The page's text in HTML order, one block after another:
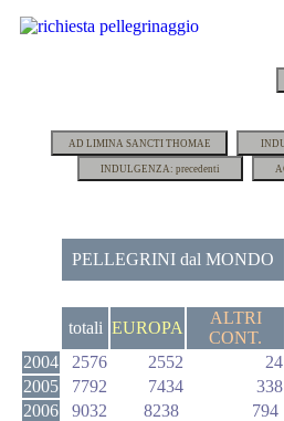
PELLEGRINI dal MONDO
totali EUROPA
ALTRI
CONT.
2004
2576 2552 24
2005
7792 7434 338
2006
9032 8238 794